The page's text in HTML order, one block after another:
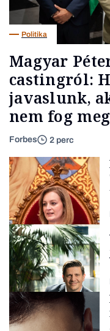
Politika
Magyar
castingról:
javaslunk,
nem fog
Forbes 2 perc
Politika